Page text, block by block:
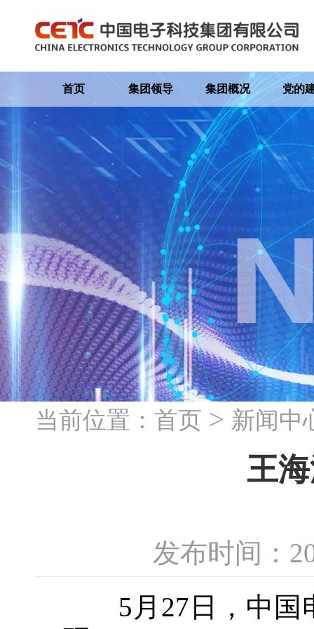
首页 集团领导 集团概况 党的
当前位置： 首页 > 新闻中
王
发布时间：
5月27日，中国